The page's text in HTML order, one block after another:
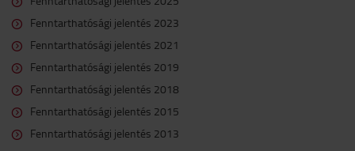
Fenntarthatósági jelentés 2023
Fenntarthatósági jelentés 2021
Fenntarthatósági jelentés 2019
Fenntarthatósági jelentés 2018
Fenntarthatósági jelentés 2015
Fenntarthatósági jelentés 2013